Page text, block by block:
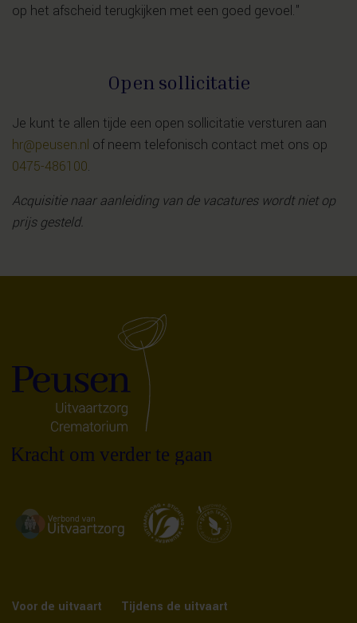
op het afscheid terugkijken met een goed gevoel."
Open sollicitatie
Je kunt te allen tijde een open sollicitatie versturen aan
hr@peusen.nl of neem telefonisch contact met ons op
0475-486100.
Acquisitie naar aanleiding van de vacatures wordt niet op
prijs gesteld.
Voor de uitvaart
Tijdens de uitvaart